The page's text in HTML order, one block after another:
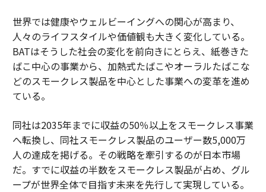
世界では健康やウェルビーイングへの関心が高まり、
人々のライフスタイルや価値観も大きく変化している。
BATはそうした社会の変化を前向きにとらえ、紙巻きた
ばこ中心の事業から、加熱式たばこやオーラルたばこな
どのスモークレス製品を中心とした事業への変革を進め
ている。
同社は2035年までに収益の50％以上をスモークレス事業
へ転換し、同社スモークレス製品のユーザー数5,000万
人の達成を掲げる。その戦略を牽引するのが日本市場
だ。すでに収益の半数をスモークレス製品が占め、グル
ープが世界全体で目指す未来を先行して実現している。